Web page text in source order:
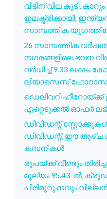
വീടിന് വില കൂടി,
ഇലക്ട്രിക്കായി;
സാമ്പത്തിക
26 സാമ്പത്തിക
നഗരങ്ങളിലെ ഭവന
വർധിച്ച് 9.33 ലക്ഷം
ലിയാസെസ് ഫോറാസ്
ഡെലിവറി
ഏറ്റെടുക്കൽ ഓഫർ
ഡിവിഡന്റ് സ്റ്റോക്കുകൾ
ഡിവിഡന്റ്, ഈ ആഴ്ച
കമ്പനികൾ
രൂപയ്ക്ക് വീണ്ടും
മൂല്യം 95.43-ൽ,
പിരിമുറുക്കവും